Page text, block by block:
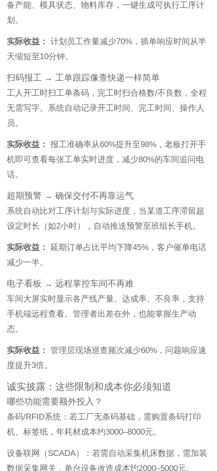
备产能、模具状态、物料库存，一键生成可执行工序计
划。
实际收益：
计划员工作量减少70%，插单响应时间从半
天缩短至10分钟。
扫码报工 → 工单跟踪像查快递一样简单
工人开工时扫工单条码，完工时扫合格数/不良数，全程
无需写字。系统自动记录开工时间、完工时间、操作人
员。
实际收益：
报工准确率从60%提升至98%，老板打开手
机即可查看每张工单实时进度，减少80%的车间追问电
话。
超期预警 → 确保交付不再靠运气
系统自动比对工序计划与实际进度，当某道工序滞留超
设定时长（如2小时），自动推送预警至班组长手机。
实际收益：
延期订单占比平均下降45%，客户催单电话
减少一半。
电子看板 → 远程掌控车间不再难
车间大屏实时显示各产线产量、达成率、不良率，支持
手机端远程查看。管理者出差在外，也能掌握生产动
态。
实际收益：
管理层现场巡查频次减少60%，问题响应速
度提升3倍。
诚实披露：这些限制和成本你必须知道
哪些功能需要额外投入？
条码/RFID系统：若工厂无条码基础，需购置条码打印
机、标签纸，年耗材成本约3000–8000元。
设备联网（SCADA）：若需自动采集机床数据，需加装
数据采集网关，单台设备改造成本约2000–5000元。